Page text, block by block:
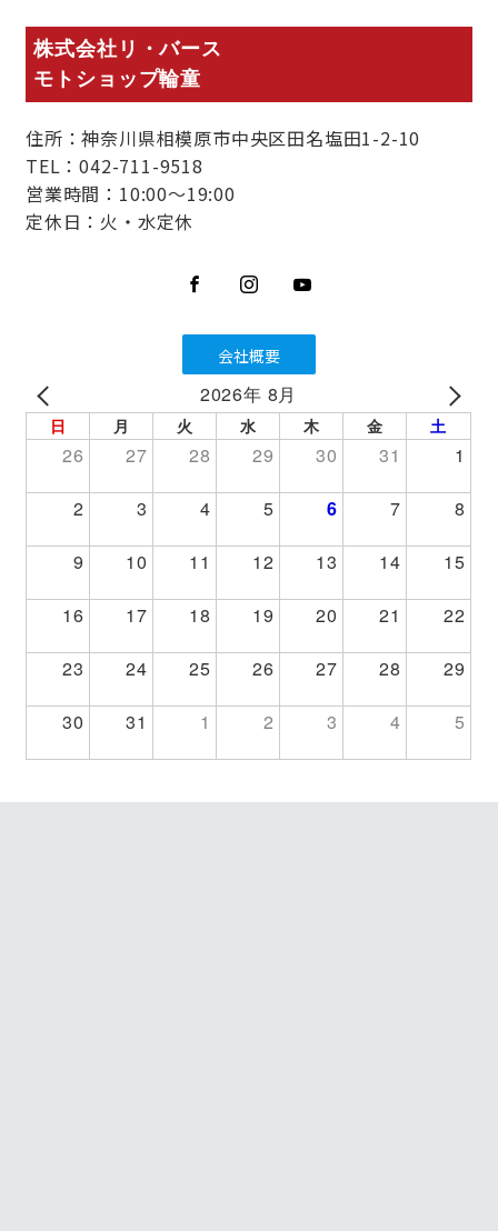
株式会社リ・バース
モトショップ輪童
住所：神奈川県相模原市中央区田名塩田1-2-10
TEL：042-711-9518
営業時間：10:00～19:00
定休日：火・水定休
会社概要
2026年 8月
日 月 火 水 木 金 土
26 27 28 29 30 31 1
2 3 4 5 6 7 8
9 10 11 12 13 14 15
16 17 18 19 20 21 22
23 24 25 26 27 28 29
30 31 1 2 3 4 5